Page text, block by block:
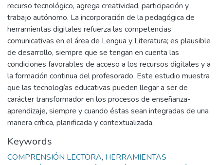
recurso tecnológico, agrega creatividad, participación y
trabajo autónomo. La incorporación de la pedagógica de
herramientas digitales refuerza las competencias
comunicativas en el área de Lengua y Literatura; es plausible
de desarrollo, siempre que se tengan en cuenta las
condiciones favorables de acceso a los recursos digitales y a
la formación continua del profesorado. Este estudio muestra
que las tecnologías educativas pueden llegar a ser de
carácter transformador en los procesos de enseñanza-
aprendizaje, siempre y cuando éstas sean integradas de una
manera crítica, planificada y contextualizada.
Keywords
COMPRENSIÓN LECTORA, HERRAMIENTAS